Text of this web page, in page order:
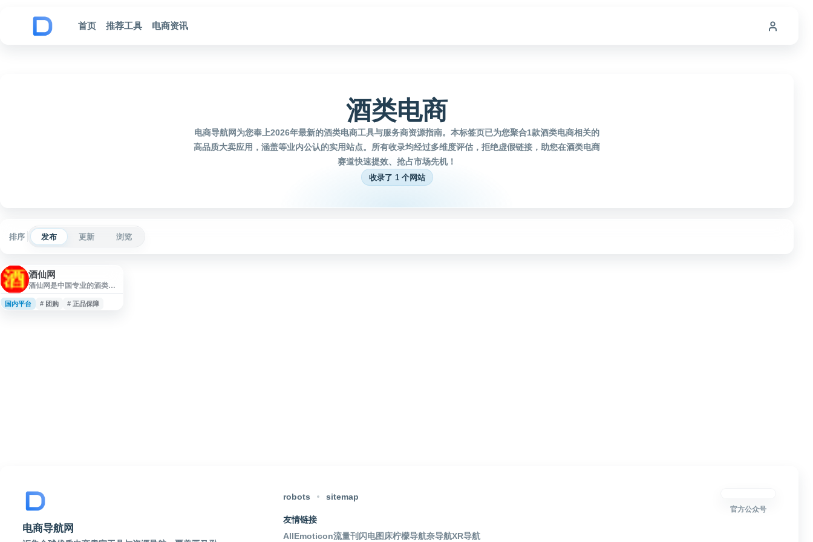
首页
推荐工具 电商资讯
酒类电商
电商导航网为您奉上2026年最新的酒类电商工具与服务商资源指南。本标签页已为您聚合1款酒类电商相关的
高品质大卖应用，涵盖等业内公认的实用站点。所有收录均经过多维度评估，拒绝虚假链接，助您在酒类电商
赛道快速提效、抢占市场先机！
收录了 1 个网站
排序 发布 更新 浏览
酒仙网
酒仙网是中国专业的酒类在
酒、洋酒、保健酒、黄酒及
酒具等品类的正品销售服
国内平台 # 团购 # 正品保障
电商导航网
robots sitemap
友情链接
AllEmoticon流量刊 闪电图床柠檬导航奈导航XR导航
官方公众号